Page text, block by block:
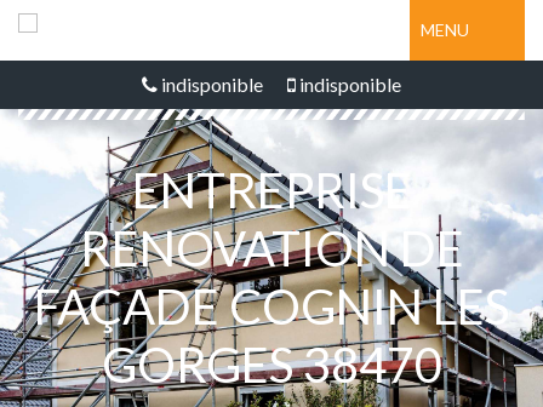
MENU
indisponible indisponible
ENTREPRISE
RÉNOVATION DE
FAÇADE COGNIN LES
GORGES 38470